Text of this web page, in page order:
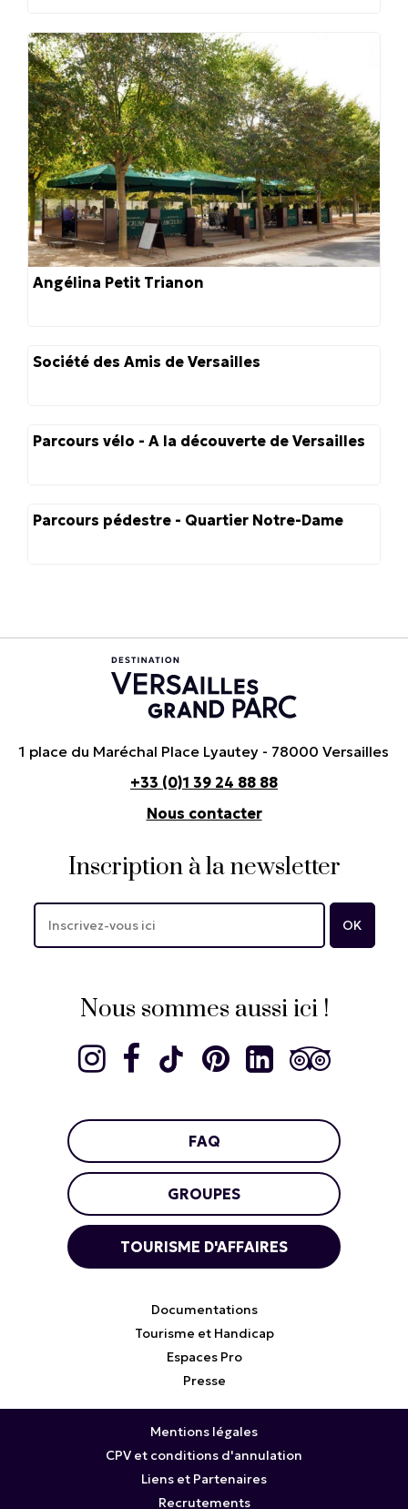
Angélina Petit Trianon
Société des Amis de Versailles
Parcours vélo - A la découverte de Versailles
Parcours pédestre - Quartier Notre-Dame
1 place du Maréchal Place Lyautey - 78000 Versailles
+33 (0)1 39 24 88 88
Nous contacter
Inscription à la newsletter
Nous sommes aussi ici !
FAQ
GROUPES
TOURISME D'AFFAIRES
Documentations
Tourisme et Handicap
Espaces Pro
Presse
Mentions légales
CPV et conditions d'annulation
Liens et Partenaires
Recrutements